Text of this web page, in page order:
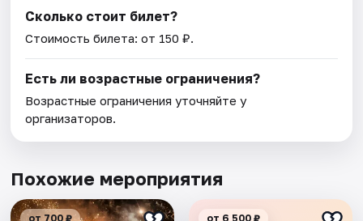
Сколько стоит билет?
Стоимость билета: от 150 ₽.
Есть ли возрастные ограничения?
Возрастные ограничения уточняйте у
организаторов.
Похожие мероприятия
от 700 ₽ от 6 500 ₽